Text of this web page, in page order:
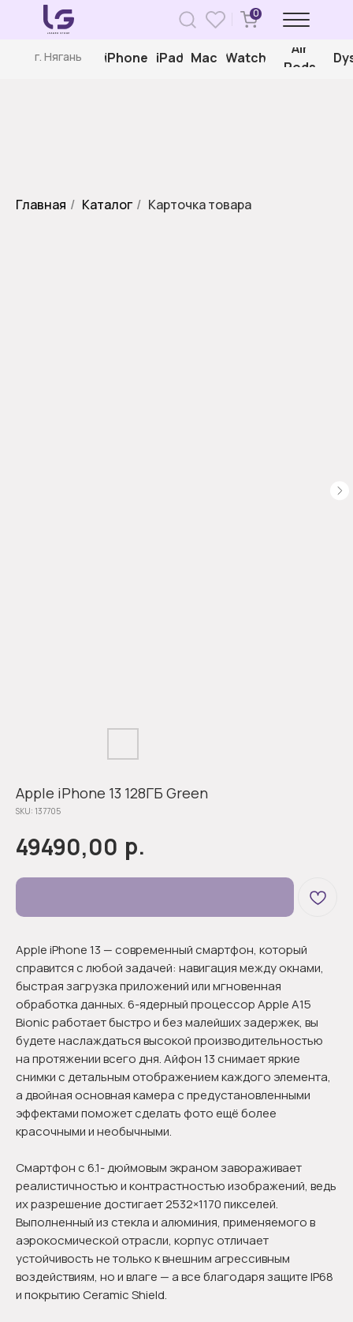
0
iPhone iPad Mac Watch
Air
Pods
г. Нягань
Главная / Каталог / Карточка товара
Apple iPhone 13 128ГБ Green
SKU: 137705
49490,00 р.
Apple iPhone 13 — современный смартфон, который
справится с любой задачей: навигация между окнами,
быстрая загрузка приложений или мгновенная
обработка данных. 6-ядерный процессор Apple A15
Bionic работает быстро и без малейших задержек, вы
будете наслаждаться высокой производительностью
на протяжении всего дня. Айфон 13 снимает яркие
снимки с детальным отображением каждого элемента,
а двойная основная камера с предустановленными
эффектами поможет сделать фото ещё более
красочными и необычными.
Смартфон с 6.1- дюймовым экраном завораживает
реалистичностью и контрастностью изображений, ведь
их разрешение достигает 2532×1170 пикселей.
Выполненный из стекла и алюминия, применяемого в
аэрокосмической отрасли, корпус отличает
устойчивость не только к внешним агрессивным
воздействиям, но и влаге — а все благодаря защите IP68
и покрытию Ceramic Shield.